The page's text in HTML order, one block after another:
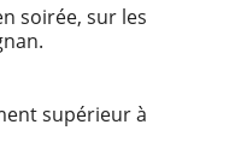
soirée, sur les
supérieur à